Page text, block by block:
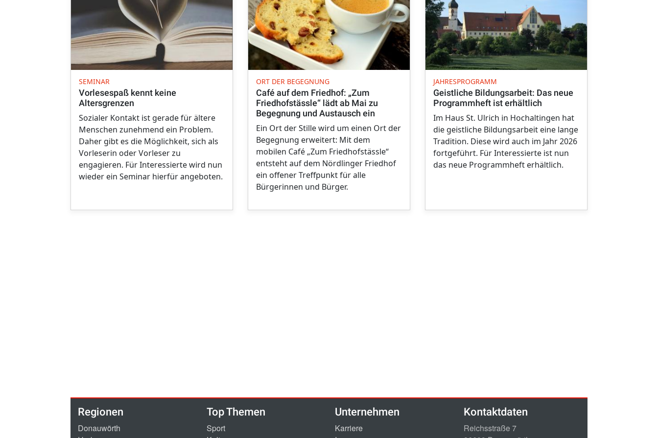
SEMINAR
Vorlesespaß kennt keine
Altersgrenzen
Sozialer Kontakt ist gerade für ältere
Menschen zunehmend ein Problem.
Daher gibt es die Möglichkeit, sich als
Vorleserin oder Vorleser zu
engagieren. Für Interessierte wird nun
wieder ein Seminar hierfür angeboten.
ORT DER BEGEGNUNG
Café auf dem Friedhof: „Zum
Friedhofstässle“ lädt ab Mai zu
Begegnung und Austausch ein
Ein Ort der Stille wird um einen Ort der
Begegnung erweitert: Mit dem
mobilen Café „Zum Friedhofstässle“
entsteht auf dem Nördlinger Friedhof
ein offener Treffpunkt für alle
Bürgerinnen und Bürger.
JAHRESPROGRAMM
Geistliche Bildungsarbeit: Das neue
Programmheft ist erhältlich
Im Haus St. Ulrich in Hochaltingen hat
die geistliche Bildungsarbeit eine lange
Tradition. Diese wird auch im Jahr 2026
fortgeführt. Für Interessierte ist nun
das neue Programmheft erhältlich.
Regionen
Donauwörth
Top Themen
Sport
Unternehmen
Karriere
Kontaktdaten
Reichsstraße 7